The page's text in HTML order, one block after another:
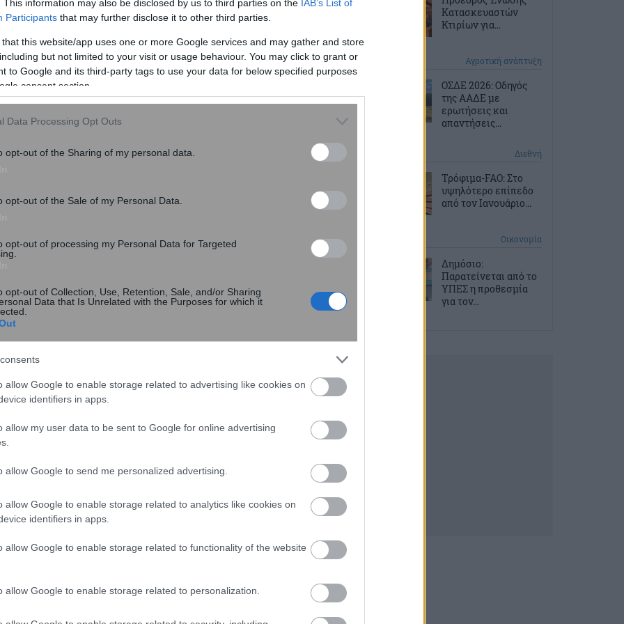
This information may also be disclosed by us to third parties on the IAB’s List of
Participants that may further disclose it to other third parties.
that this website/app uses one or more Google services and may gather and store
but not limited to your visit or usage behaviour. You may click to grant or
to Google and its third-party tags to use your data for below specified purposes
consent section.
Data Processing Opt Outs
opt-out of the Sharing of my personal data.
opt-out of the Sale of my Personal Data.
opt-out of processing my Personal Data for Targeted
opt-out of Collection, Use, Retention, Sale, and/or Sharing
Data that Is Unrelated with the Purposes for which it
allow Google to enable storage related to advertising like cookies on
identifiers in apps.
allow my user data to be sent to Google for online advertising
allow Google to send me personalized advertising.
allow Google to enable storage related to analytics like cookies on
identifiers in apps.
allow Google to enable storage related to functionality of the website
allow Google to enable storage related to personalization.
Την παράταση των προθεσμιών για την υποβολή
των οικονομικών καταστάσεων στο ΓΕΜΗ και
της σύγκληση...
Πιτσιόρλας: Ψάχνουμε 6 δισ. ευρώ έως
το 2018 από αποκρατικοποιήσεις
Ελληνικού υποστήριξε ο επικεφαλής του
ΤΑΙΠΕΔ Στέργιος Π...
σύναψη δημοσίων συμβάσεων έργων,
Mε τροπολογία του Υπουργείου Πολιτισμού και
των διατάξ...
Κατασκευαστών
Κτιρίων για...
1 ώρα πριν Αγροτική ανάπτυξη
ΟΣΔΕ 2026: Οδηγός
της ΑΑΔΕ με
ερωτήσεις και
απαντήσεις...
Διεθνή
Τρόφιμα-FAO: Στο
υψηλότερο επίπεδο
από τον Ιανουάριο...
Οικονομία
Δημόσιο:
Παρατείνεται από το
ΥΠΕΣ η προθεσμία
για τον...